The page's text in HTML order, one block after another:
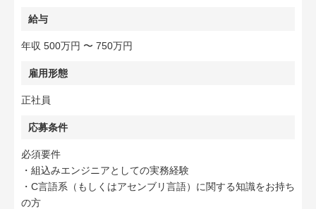
給与
年収 500万円 〜 750万円
雇用形態
正社員
応募条件
必須要件
・組込みエンジニアとしての実務経験
・C言語系（もしくはアセンブリ言語）に関する知識をお持ち
の方